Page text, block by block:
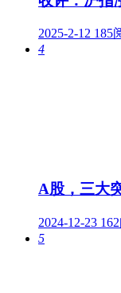
2025-2-12 185
4
A股，三大
2024-12-23
5